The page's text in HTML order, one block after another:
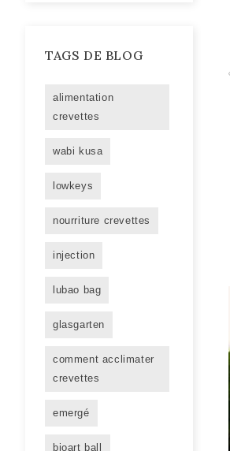
TAGS DE BLOG
alimentation
crevettes
wabi kusa
lowkeys
nourriture crevettes
injection
lubao bag
glasgarten
comment acclimater
crevettes
emergé
bioart ball